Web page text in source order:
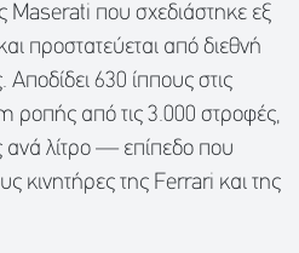
Maserati που σχεδιάστηκε εξ
προστατεύεται από διεθνή
630 ίππους στις
ροπής από τις 3.000 στροφές,
ανά λίτρο — επίπεδο που
κινητήρες της Ferrari και της